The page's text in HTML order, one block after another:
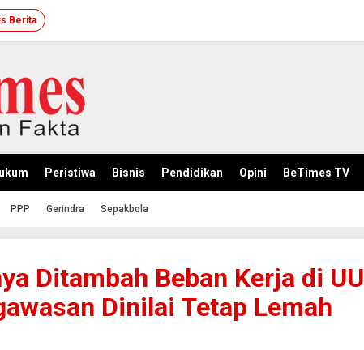
Berita
Peristiwa Bisnis Pendidikan Opini BeTimes TV
PPP Gerindra Sepakbola
Ditambah Beban Kerja di UU
Dinilai Tetap Lemah